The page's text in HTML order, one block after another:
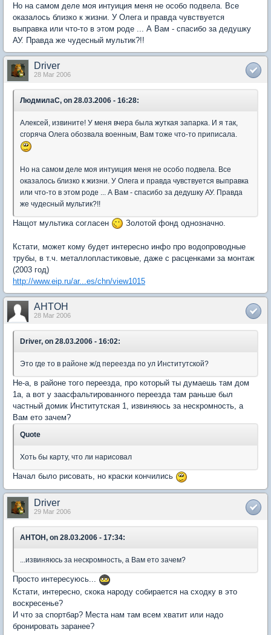
Но на самом деле моя интуиция меня не особо подвела. Все
оказалось близко к жизни. У Олега и правда чувствуется
выправка или что-то в этом роде ... А Вам - спасибо за дедушку
АУ. Правда же чудесный мультик?!!
Driver
28 Mar 2006
ЛюдмилаС, on 28.03.2006 - 16:28:
Алексей, извините! У меня вчера была жуткая запарка. И я так,
сгоряча Олега обозвала военным, Вам тоже что-то приписала.
Но на самом деле моя интуиция меня не особо подвела. Все
оказалось близко к жизни. У Олега и правда чувствуется выправка
или что-то в этом роде ... А Вам - спасибо за дедушку АУ. Правда
же чудесный мультик?!!
Нащот мультика согласен Золотой фонд однозначно.
Кстати, может кому будет интересно инфо про водопроводные
трубы, в т.ч. металлопластиковые, даже с расценками за монтаж
(2003 год)
http://www.eip.ru/ar...es/chn/view1015
AHTOH
28 Mar 2006
Driver, on 28.03.2006 - 16:02:
Это где то в районе ж/д переезда по ул Институтской?
Не-а, в районе того переезда, про который ты думаешь там дом
1а, а вот у заасфальтированного переезда там раньше был
частный домик Институтская 1, извиняюсь за нескромность, а
Вам ето зачем?
Quote
Хоть бы карту, что ли нарисовал
Начал было рисовать, но краски кончились
Driver
29 Mar 2006
AHTOH, on 28.03.2006 - 17:34:
...извиняюсь за нескромность, а Вам ето зачем?
Просто интересуюсь...
Кстати, интересно, скока народу собирается на сходку в это
воскресенье?
И что за спортбар? Места нам там всем хватит или надо
бронировать заранее?